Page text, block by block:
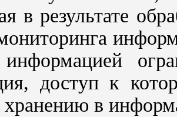
в результате
информацией
доступ к
в